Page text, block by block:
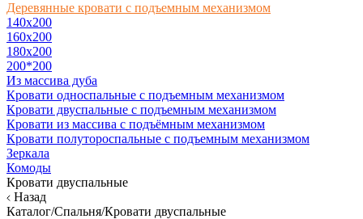
Деревянные кровати с подъемным механизмом
140x200
160х200
180х200
200*200
Из массива дуба
Кровати односпальные с подъемным механизмом
Кровати двуспальные с подъемным механизмом
Кровати из массива с подъёмным механизмом
Кровати полутороспальные с подъемным механизмом
Зеркала
Комоды
Кровати двуспальные
Назад
Каталог/Спальня/Кровати двуспальные